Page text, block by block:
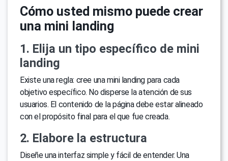
Cómo usted mismo puede crear
una mini landing
1. Elija un tipo específico de mini
landing
Existe una regla: cree una mini landing para cada
objetivo específico. No disperse la atención de sus
usuarios. El contenido de la página debe estar alineado
con el propósito final para el que fue creada.
2. Elabore la estructura
Diseñe una interfaz simple y fácil de entender. Una